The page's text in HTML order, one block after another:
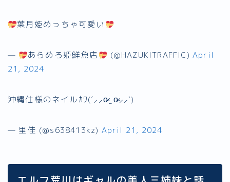
葉月姫めっちゃ可愛い
— あらめろ姫鮮魚店 (@HAZUKITRAFFIC) April
21, 2024
沖縄仕様のネイルｶﾜ(ˊ⸝⸝o̴̶̷ ̫ o̴̶̷⸝⸝ˋ)
— 里佳 (@s638413kz) April 21, 2024